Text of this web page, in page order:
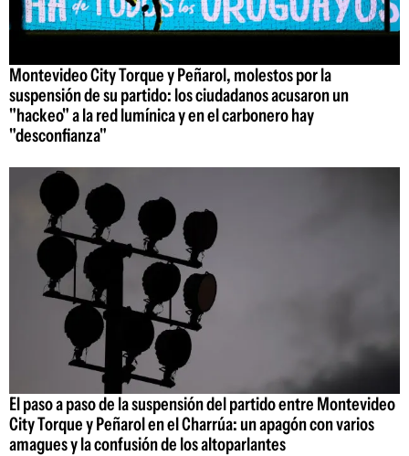
Montevideo City Torque y Peñarol, molestos por la
suspensión de su partido: los ciudadanos acusaron un
"hackeo" a la red lumínica y en el carbonero hay
"desconfianza"
El paso a paso de la suspensión del partido entre Montevideo
City Torque y Peñarol en el Charrúa: un apagón con varios
amagues y la confusión de los altoparlantes